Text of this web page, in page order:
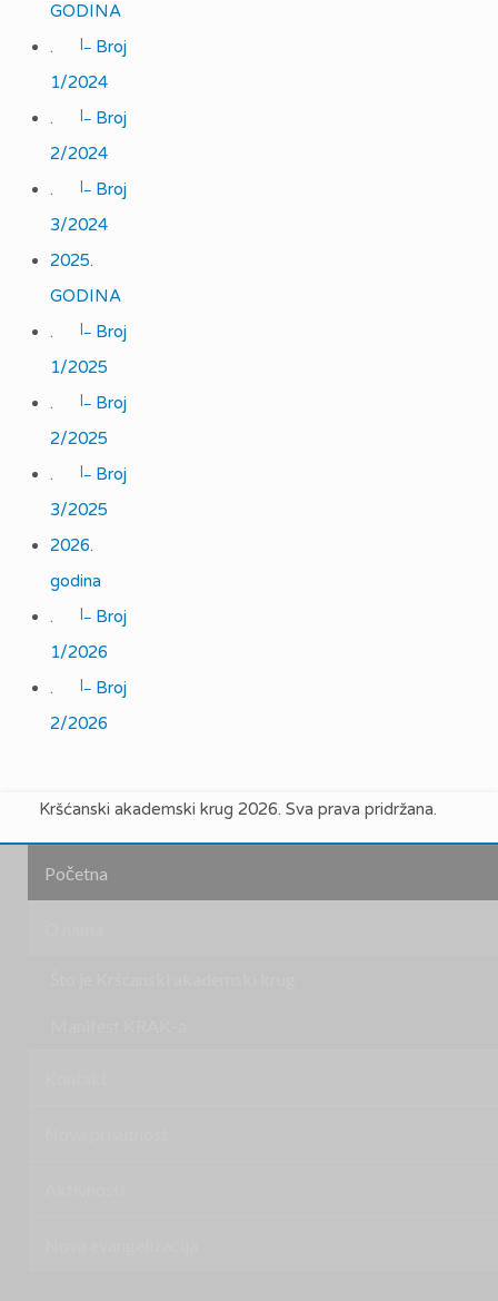
GODINA
.
|_
Broj
1/2024
.
|_
Broj
2/2024
.
|_
Broj
3/2024
2025.
GODINA
.
|_
Broj
1/2025
.
|_
Broj
2/2025
.
|_
Broj
3/2025
2026.
godina
.
|_
Broj
1/2026
.
|_
Broj
2/2026
Kršćanski akademski krug 2026. Sva prava pridržana.
Početna